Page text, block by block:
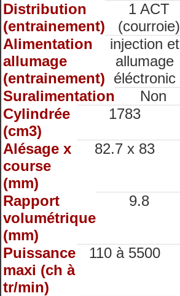
Distribution
(entrainement)
1 ACT
(courroie)
Alimentation
allumage
(entrainement)
injection et
allumage
éléctronic
Suralimentation
Non
Cylindrée
(cm3)
1783
Alésage x
course
(mm)
82.7 x 83
Rapport
volumétrique
(mm)
9.8
Puissance
maxi (ch à
tr/min)
110 à 5500